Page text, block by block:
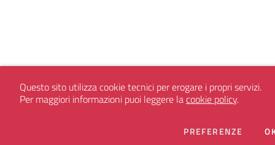
Questo sito utilizza cookie tecnici per erogare i propri servizi.
Per maggiori informazioni puoi leggere lacookie policy.
PREFERENZE DEI